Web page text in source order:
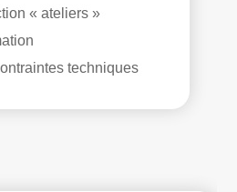
« ateliers »
techniques